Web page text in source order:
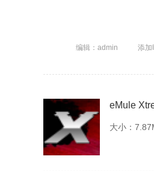
编辑：admin 添加
eMule
大小：